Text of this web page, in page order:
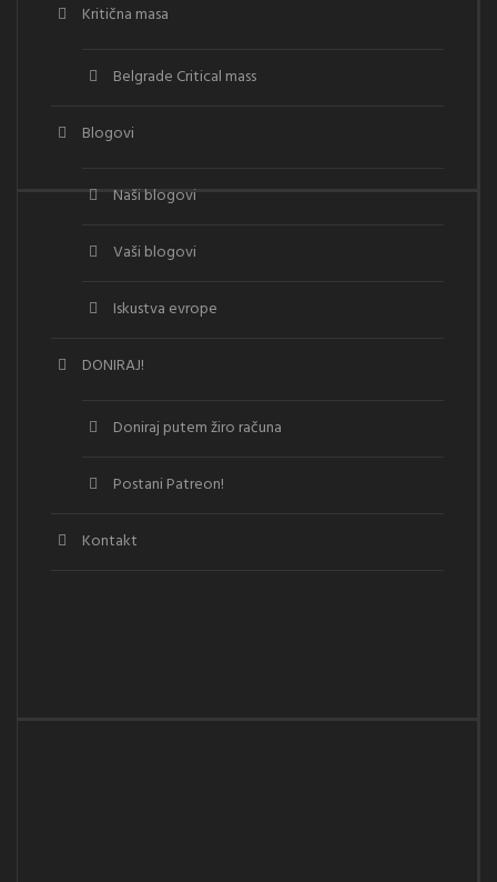
Kritična masa
Belgrade Critical mass
Blogovi
Naši blogovi
Vaši blogovi
Iskustva evrope
DONIRAJ!
Doniraj putem žiro računa
Postani Patreon!
Kontakt